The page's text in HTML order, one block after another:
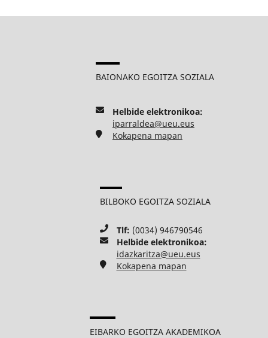
BAIONAKO EGOITZA SOZIALA
Helbide elektronikoa:
iparraldea@ueu.eus
Kokapena mapan
BILBOKO EGOITZA SOZIALA
Tlf: (0034) 946790546
Helbide elektronikoa:
idazkaritza@ueu.eus
Kokapena mapan
EIBARKO EGOITZA AKADEMIKOA